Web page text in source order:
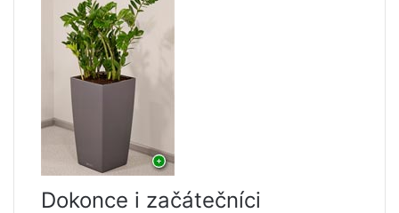
Dokonce i začátečníci